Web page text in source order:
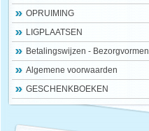
OPRUIMING
LIGPLAATSEN
Betalingswijzen - Bezorgvormen
Algemene voorwaarden
GESCHENKBOEKEN